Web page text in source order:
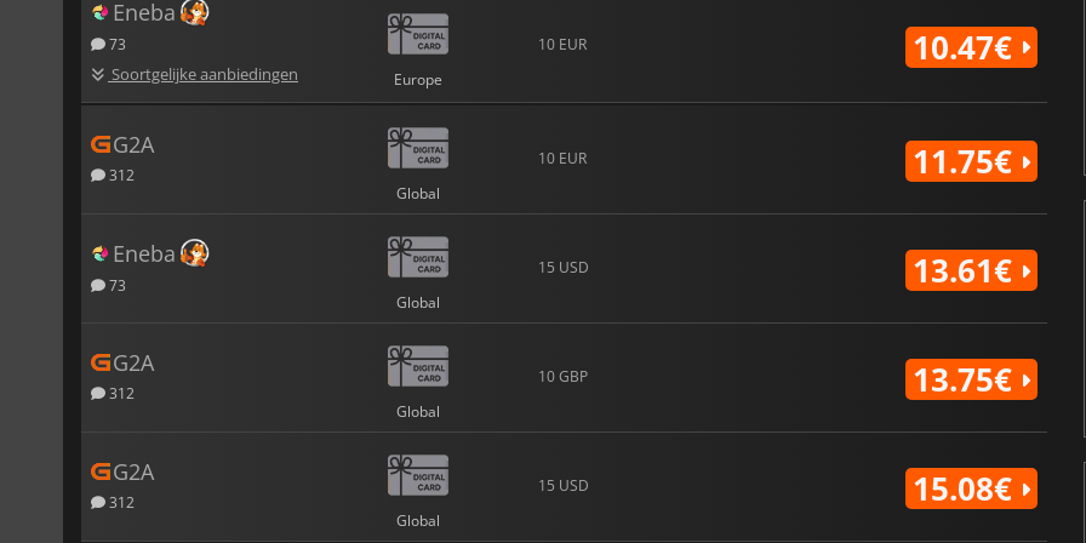
Eneba
73
Soortgelijke aanbiedingen Europe
10 EUR 10.47€
G2A
312
Global
10 EUR 11.75€
Eneba
73
Global
15 USD 13.61€
G2A
312
Global
10 GBP 13.75€
G2A
312
Global
15 USD 15.08€